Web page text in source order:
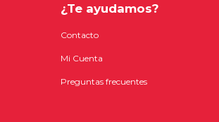
¿Te ayudamos?
Contacto
Mi Cuenta
Preguntas frecuentes